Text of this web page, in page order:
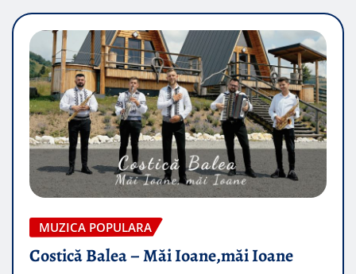
MUZICA POPULARA
Costică Balea – Măi Ioane,măi Ioane